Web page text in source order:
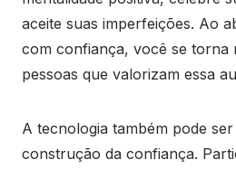
aceite suas imperfeições. Ao
com confiança, você se torna
pessoas que valorizam essa
A tecnologia também pode
construção da confiança.